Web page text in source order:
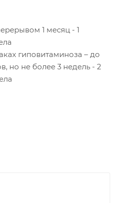
1 месяц - 1
гиповитаминоза – до
но не более 3 недель - 2